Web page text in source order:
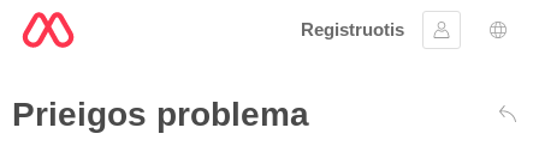
Registruotis
Prisijungti
Prieigos problema